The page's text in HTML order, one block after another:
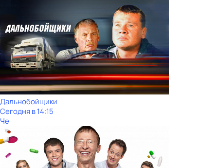
Дальнобойщики
Сегодня в 14:15
Че